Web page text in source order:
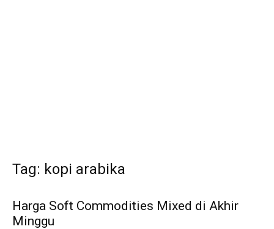
Tag: kopi arabika
Harga Soft Commodities Mixed di Akhir
Minggu